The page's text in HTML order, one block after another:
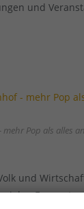
und
mehr Pop als alles
und